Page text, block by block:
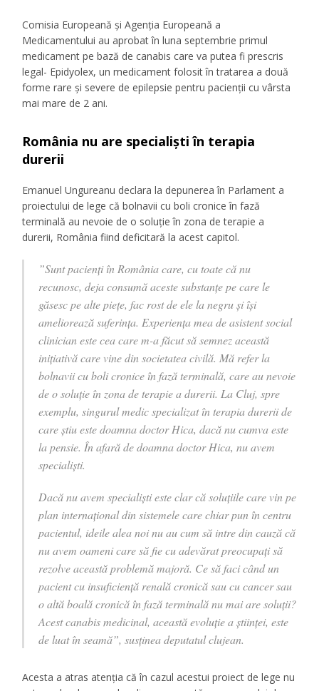
Comisia Europeană și Agenția Europeană a
Medicamentului au aprobat în luna septembrie primul
medicament pe bază de canabis care va putea fi prescris
legal- Epidyolex, un medicament folosit în tratarea a două
forme rare și severe de epilepsie pentru pacienții cu vârsta
mai mare de 2 ani.
România nu are specialiști în terapia
durerii
Emanuel Ungureanu declara la depunerea în Parlament a
proiectului de lege că bolnavii cu boli cronice în fază
terminală au nevoie de o soluție în zona de terapie a
durerii, România fiind deficitară la acest capitol.
”Sunt pacienți în România care, cu toate că nu
recunosc, deja consumă aceste substanțe pe care le
găsesc pe alte piețe, fac rost de ele la negru și își
ameliorează suferința. Experiența mea de asistent social
clinician este cea care m-a făcut să semnez această
inițiativă care vine din societatea civilă. Mă refer la
bolnavii cu boli cronice în fază terminală, care au nevoie
de o soluție în zona de terapie a durerii. La Cluj, spre
exemplu, singurul medic specializat în terapia durerii de
care știu este doamna doctor Hica, dacă nu cumva este
la pensie. În afară de doamna doctor Hica, nu avem
specialiști.
Dacă nu avem specialiști este clar că soluțiile care vin pe
plan internațional din sistemele care chiar pun în centru
pacientul, ideile alea noi nu au cum să intre din cauză că
nu avem oameni care să fie cu adevărat preocupați să
rezolve această problemă majoră. Ce să faci când un
pacient cu insuficiență renală cronică sau cu cancer sau
o altă boală cronică în fază terminală nu mai are soluții?
Acest canabis medicinal, această evoluție a științei, este
de luat în seamă”, susținea deputatul clujean.
Acesta a atras atenția că în cazul acestui proiect de lege nu